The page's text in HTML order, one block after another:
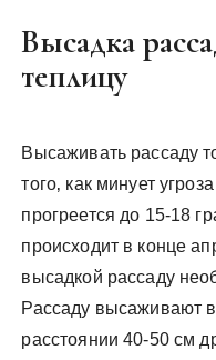
Высадка
теплицу
Высаживать рассаду
того‚ как минует
прогреется до 15-18
происходит в конце
высадкой рассаду
Рассаду высаживают
расстоянии 40-50 см